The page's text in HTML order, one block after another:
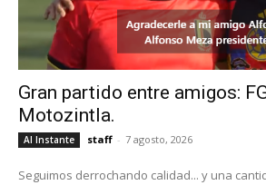
Gran partido entre amigos:
Motozintla.
Al Instante staff - 7 agosto, 2026
Seguimos derrochando calidad... y una